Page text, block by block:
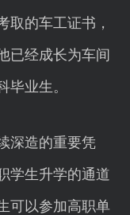
取的车工证书，
已经成长为车间
毕业生。
深造的重要凭
学生升学的通道
可以参加高职单